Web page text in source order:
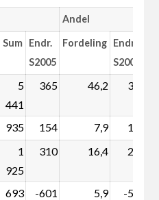
Andel
Sum Endr.
S2005
Fordeling Endr.
S2005
5
441
365 46,2 3,6
935 154 7,9 1,4
1
925
310 16,4 2,8
693 -601 5,9 -5,0